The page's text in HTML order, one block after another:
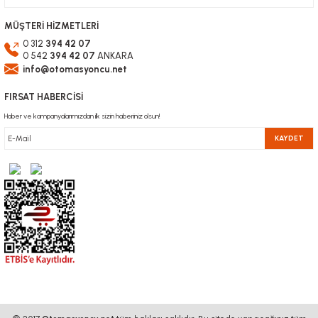
MÜŞTERİ HİZMETLERİ
0 312 394 42 07
0 542 394 42 07 ANKARA
info@otomasyoncu.net
FIRSAT HABERCİSİ
Haber ve kampanyalarımızdan ilk sizin haberiniz olsun!
KAYDET